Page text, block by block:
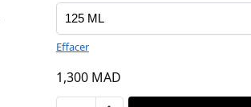
Effacer
1,300 MAD